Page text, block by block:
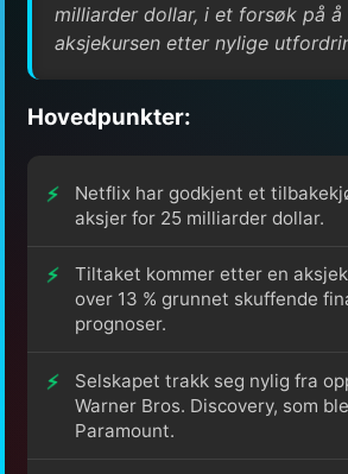
milliarder dollar, i et forsøk på å
aksjekursen etter nylige
Hovedpunkter:
Netflix har godkjent et
aksjer for 25 milliarder dollar.
Tiltaket kommer etter en
over 13 % grunnet skuffende
prognoser.
Selskapet trakk seg nylig fra
Warner Bros. Discovery, som
Paramount.